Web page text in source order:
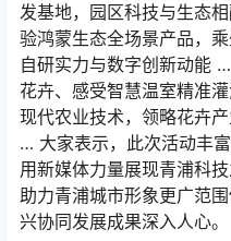
发基地，园区科技与生态
验鸿蒙生态全场景产品，
自研实力与数字创新动能
花卉、感受智慧温室精准
现代农业技术，领略花卉
… 大家表示，此次活动丰
用新媒体力量展现青浦科
助力青浦城市形象更广范
兴协同发展成果深入人心。